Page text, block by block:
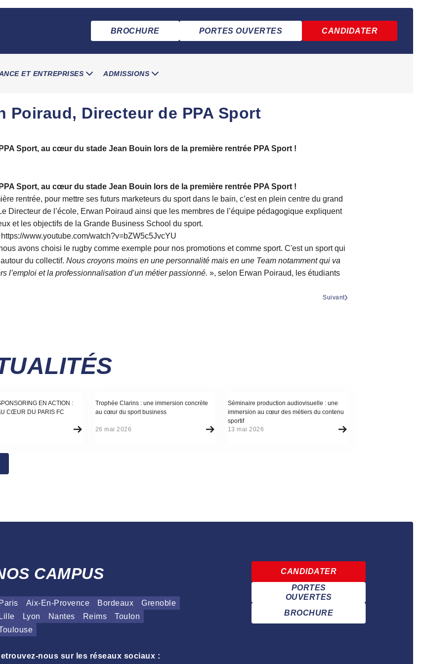
BROCHURE PORTES OUVERTES CANDIDATER
ET ENTREPRISES ADMISSIONS
Poiraud, Directeur de PPA Sport
Sport, au cœur du stade Jean Bouin lors de la première rentrée PPA Sport !
Sport, au cœur du stade Jean Bouin lors de la première rentrée PPA Sport !
rentrée, pour mettre ses futurs marketeurs du sport dans le bain, c’est en plein centre du grand
Directeur de l’école, Erwan Poiraud ainsi que les membres de l’équipe pédagogique expliquent
et les objectifs de la Grande Business School du sport.
https://www.youtube.com/watch?v=bZW5c5JvcYU
avons choisi le rugby comme exemple pour nos promotions et comme sport. C'est un sport qui
du collectif.Nous croyons moins en une personnalité mais en une Team notamment qui va
l’emploi et la professionnalisation d’un métier passionné. », selon Erwan Poiraud, les étudiants
Suivant
EN ACTION :
CŒUR DU PARIS FC
Actualité
Trophée Clarins : une immersion concrète
au cœur du sport business
26 mai 2026
Actualité
Séminaire production audiovisuelle : une
immersion au cœur des métiers du contenu
sportif
13 mai 2026
CAMPUS
Paris Aix-En-Provence Bordeaux
Grenoble
Lille
Lyon Nantes Reims
Toulon
nous sur les réseaux sociaux :
CANDIDATER
PORTES
OUVERTES
BROCHURE